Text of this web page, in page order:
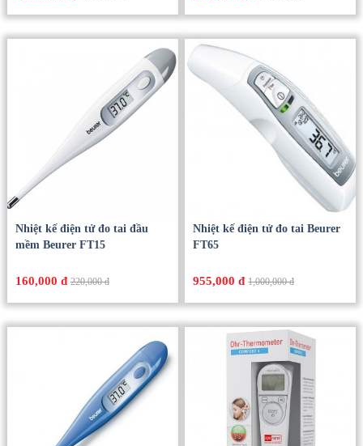
Nhiệt kế điện tử đo tai đầu
mềm Beurer FT15
160,000 đ 220,000 đ
Nhiệt kế điện tử đo tai Beurer
FT65
955,000 đ 1,000,000 đ